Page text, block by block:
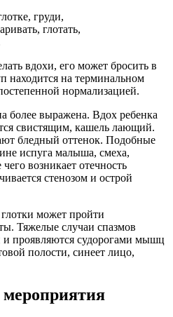
груди,
глотать,
вдохи, его может бросить в
находится на терминальном
нормализацией.
более выражена. Вдох ребенка
свистящим, кашель лающий.
бледный оттенок. Подобные
испуга малыша, смеха,
чего возникает отечность
стенозом и острой
может пройти
Тяжелые случаи спазмов
и проявляются судорогами мышц
полости, синеет лицо,
мероприятия